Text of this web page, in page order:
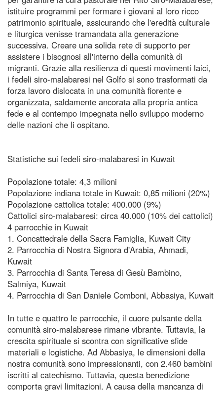
istituire programmi per formare i giovani al loro ricco
patrimonio spirituale, assicurando che l'eredità culturale
e liturgica venisse tramandata alla generazione
successiva. Creare una solida rete di supporto per
assistere i bisognosi all'interno della comunità di
migranti. Grazie alla resilienza di questi movimenti laici,
i fedeli siro-malabaresi nel Golfo si sono trasformati da
forza lavoro dislocata in una comunità fiorente e
organizzata, saldamente ancorata alla propria antica
fede e al contempo impegnata nello sviluppo moderno
delle nazioni che li ospitano.
Statistiche sui fedeli siro-malabaresi in Kuwait
Popolazione totale: 4,3 milioni
Popolazione indiana totale in Kuwait: 0,85 milioni (20%)
Popolazione cattolica totale: 400.000 (9%)
Cattolici siro-malabaresi: circa 40.000 (10% dei cattolici)
4 parrocchie in Kuwait
1. Concattedrale della Sacra Famiglia, Kuwait City
2. Parrocchia di Nostra Signora d'Arabia, Ahmadi,
Kuwait
3. Parrocchia di Santa Teresa di Gesù Bambino,
Salmiya, Kuwait
4. Parrocchia di San Daniele Comboni, Abbasiya, Kuwait
In tutte e quattro le parrocchie, il cuore pulsante della
comunità siro-malabarese rimane vibrante. Tuttavia, la
crescita spirituale si scontra con significative sfide
materiali e logistiche. Ad Abbasiya, le dimensioni della
nostra comunità sono impressionanti, con 2.460 bambini
iscritti al catechismo. Tuttavia, questa benedizione
comporta gravi limitazioni. A causa della mancanza di